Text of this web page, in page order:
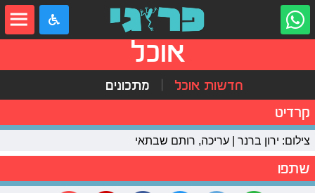
אוכל
חדשות אוכל מתכונים
קרדיט
צילום: ירון ברנר | עריכה, רותם שבתאי
שתפו